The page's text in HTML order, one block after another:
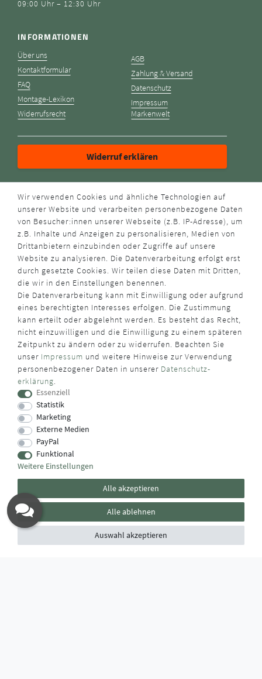
09:00 Uhr – 12:30 Uhr
INFORMATIONEN
Über uns
Kontaktformular
FAQ
Montage-Lexikon
Widerrufsrecht
AGB
Zahlung & Versand
Datenschutz
Impressum
Markenwelt
Widerruf erklären
ZAHLUNGSARTEN
VERSANDART
WUSSTEN SIE SCHON?
Das Käufersiegel des Händlerbunds garantiert Ihnen
100%.-ige Zahlungssicherheit, größtmöglichen Datenschutz
und Geld-zurück-Garantie bei Nicht- oder Falschlieferung.
Wir verwenden Cookies und ähnliche Technologien auf
unserer Website und verarbeiten personenbezogene Daten
von Besucher:innen unserer Webseite (z.B. IP-Adresse), um
z.B. Inhalte und Anzeigen zu personalisieren, Medien von
Drittanbietern einzubinden oder Zugriffe auf unsere
Website zu analysieren. Die Datenverarbeitung erfolgt erst
durch gesetzte Cookies. Wir teilen diese Daten mit Dritten,
die wir in den Einstellungen benennen.
Die Datenverarbeitung kann mit Einwilligung oder aufgrund
eines berechtigten Interesses erfolgen. Die Zustimmung
kann erteilt oder abgelehnt werden. Es besteht das Recht,
nicht einzuwilligen und die Einwilligung zu einem späteren
Zeitpunkt zu ändern oder zu widerrufen. Beachten Sie
unser Impressum und weitere Hinweise zur Verwendung
personenbezogener Daten in unserer Daten­schutz­
erklärung.
Essenziell
Statistik
Marketing
Externe Medien
PayPal
Funktional
Weitere Einstellungen
Alle akzeptieren
Alle ablehnen
Auswahl akzeptieren